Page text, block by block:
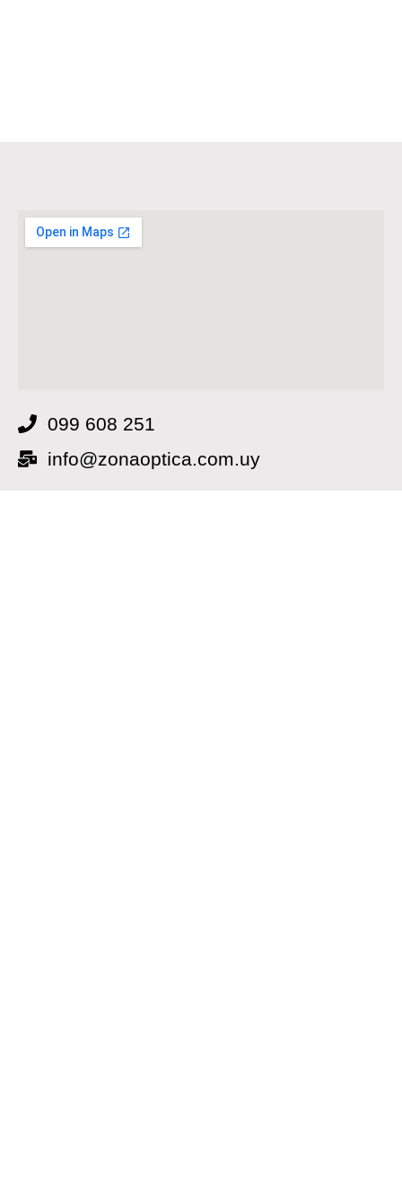
099 608 251
info@zonaoptica.com.uy